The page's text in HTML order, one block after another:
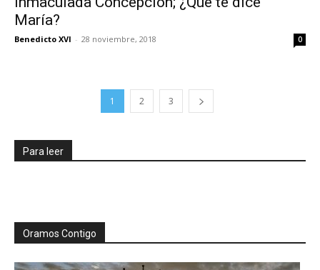
María?
Benedicto XVI - 28 noviembre, 2018 0
1 2 3
Para leer
Oramos Contigo